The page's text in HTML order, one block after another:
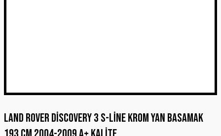
Land Rover Discovery 3 S-Line Krom Yan Basamak